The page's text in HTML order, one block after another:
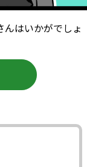
はいかがでしょ